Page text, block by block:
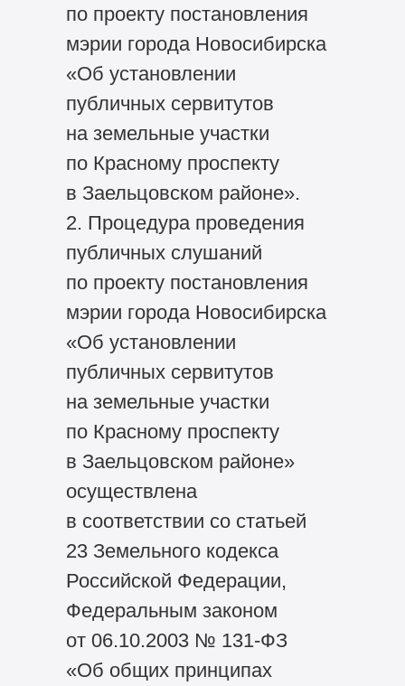
по проекту постановления
мэрии города Новосибирска
«Об установлении
публичных сервитутов
на земельные участки
по Красному проспекту
в Заельцовском районе».
2. Процедура проведения
публичных слушаний
по проекту постановления
мэрии города Новосибирска
«Об установлении
публичных сервитутов
на земельные участки
по Красному проспекту
в Заельцовском районе»
осуществлена
в соответствии со статьей
23 Земельного кодекса
Российской Федерации,
Федеральным законом
от 06.10.2003 № 131-ФЗ
«Об общих принципах